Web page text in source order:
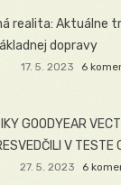
realita: Aktuálne
dopravy
17. 5. 2023 6
GOODYEAR
V TESTE
27. 5. 2023 6